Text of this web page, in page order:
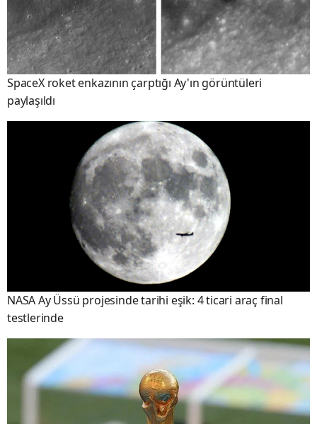
SpaceX roket enkazının çarptığı Ay'ın görüntüleri
paylaşıldı
NASA Ay Üssü projesinde tarihi eşik: 4 ticari araç final
testlerinde